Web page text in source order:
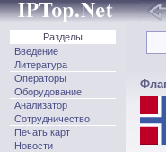
Разделы
Введение
Литература
Операторы
Оборудование
Анализатор
Сотрудничество
Печать карт
Новости